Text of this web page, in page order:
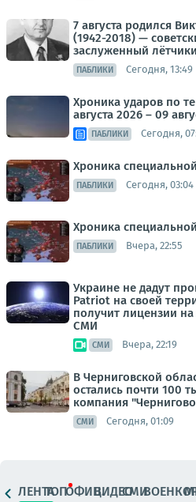
7 августа родился
(1942-2018) —
заслуженный
ПАБЛИКИ Сегодня, 13:49
Хроника ударов по
августа 2026 – 09
ПАБЛИКИ Сегодня,
Хроника
ПАБЛИКИ Сегодня, 03:04
Хроника
ПАБЛИКИ Вчера, 22:55
Украине не дадут
Patriot на своей
получит лицензии
СМИ
СМИ Вчера, 22:19
В Черниговской
остались почти 100
компания
СМИ Сегодня, 01:09
ЛЕНТАТОПОФИЦ.ВИДЕОСМИ